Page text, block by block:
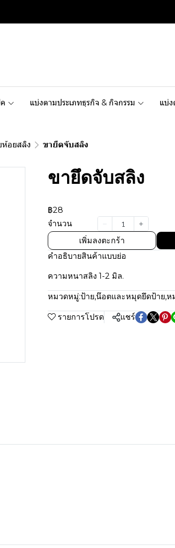
แบ่งตามประเภทธุรกิจ & กิจกรรม แบ่
อยสลิง ขายึดจับสลิง
ขายึดจับสลิง
฿28
จำนวน
เพิ่มลงตะกร้า
คำอธิบายสินค้าแบบย่อ
ความหนาสลิง 1-2 มิล.
หมวดหมู่:ป้าย,น๊อตและหมุดยึดป้าย,ห
รายการโปรด แชร์